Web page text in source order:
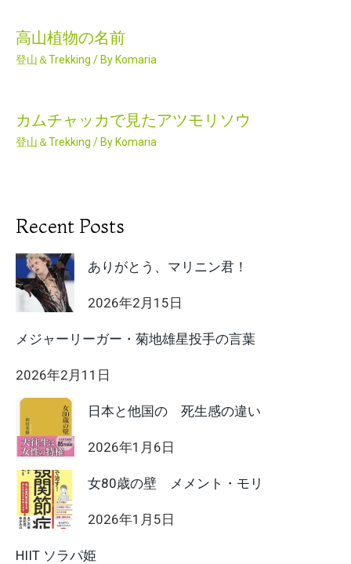
高山植物の名前
登山＆Trekking / By Komaria
カムチャッカで見たアツモリソウ
登山＆Trekking / By Komaria
Recent Posts
ありがとう、マリニン君！
2026年2月15日
メジャーリーガー・菊地雄星投手の言葉
2026年2月11日
日本と他国の 死生感の違い
2026年1月6日
女80歳の壁 メメント・モリ
2026年1月5日
HIIT ソラパ姫